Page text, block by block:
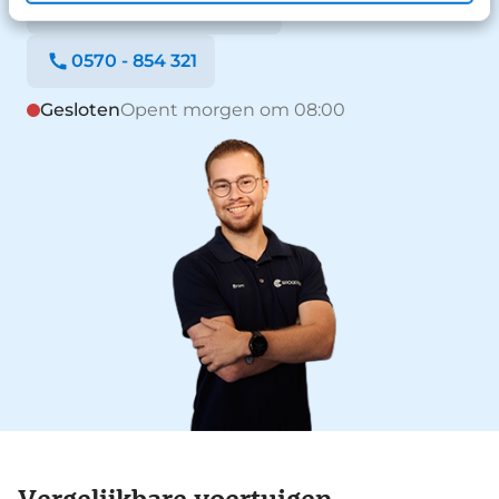
Stuur een WhatsApp
0570 - 854 321
GeslotenOpent morgen om 08:00